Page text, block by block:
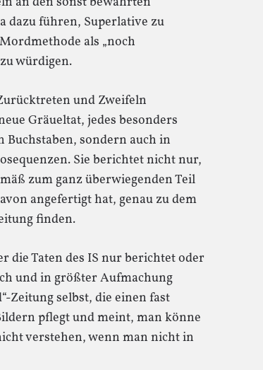
dazu führen, Superlative zu
als „noch
würdigen.
und Zweifeln
Gräueltat, jedes besonders
sondern auch in
Sie berichtet nicht nur,
zum ganz überwiegenden Teil
angefertigt hat, genau zu dem
finden.
die Taten des IS nur berichtet oder
und in größter Aufmachung
Zeitung selbst, die einen fast
pflegt und meint, man könne
verstehen, wenn man nicht in